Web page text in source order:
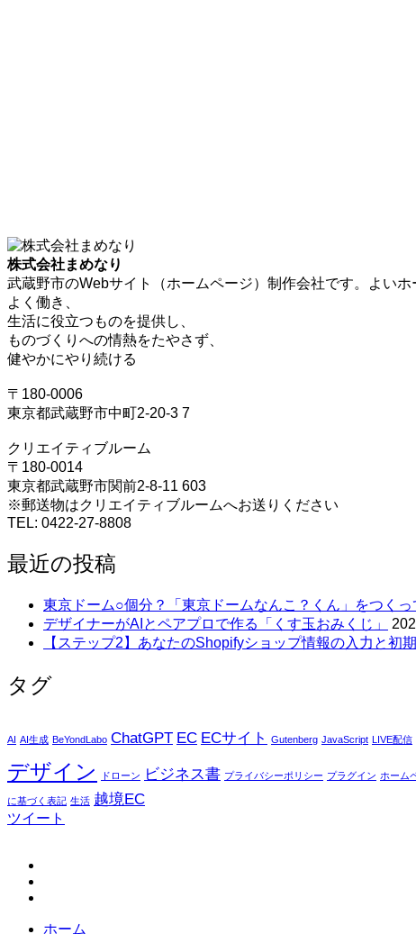
株式会社まめなり
武蔵野市のWebサイト（ホームページ）制作会社です。よいホ
よく働き、
生活に役立つものを提供し、
ものづくりへの情熱をたやさず、
健やかにやり続ける
〒180-0006
東京都武蔵野市中町2-20-3 7
クリエイティブルーム
〒180-0014
東京都武蔵野市関前2-8-11 603
※郵送物はクリエイティブルームへお送りください
TEL: 0422-27-8808
最近の投稿
東京ドーム○個分？「東京ドームなんこ？くん」をつくっ
デザイナーがAIとペアプロで作る「くす玉おみくじ」
【ステップ2】あなたのShopifyショップ情報の入力と初
タグ
AI AI生成 BeYondLabo ChatGPT EC ECサイト Gutenberg JavaScript LIVE配信
デザイン ドローン ビジネス書 プライバシーポリシー プラグイン ホーム
に基づく表記 生活 越境EC
ツイート
ホーム